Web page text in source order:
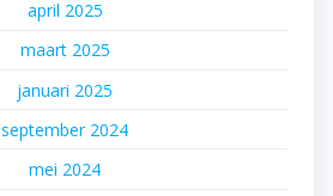
april 2025
maart 2025
januari 2025
september 2024
mei 2024